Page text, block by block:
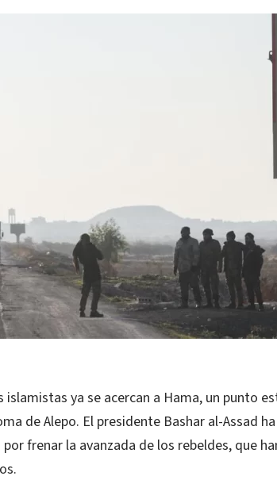
islamistas ya se acercan a Hama, un punto
de Alepo. El presidente Bashar al-Assad
frenar la avanzada de los rebeldes, que